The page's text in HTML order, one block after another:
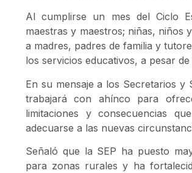
Al cumplirse un mes del Ciclo
maestras y maestros; niñas, niños
a madres, padres de familia y
los servicios educativos, a pesar
En su mensaje a los Secretarios y
trabajará con ahínco para
limitaciones y consecuencias
adecuarse a las nuevas
Señaló que la SEP ha puesto
para zonas rurales y ha